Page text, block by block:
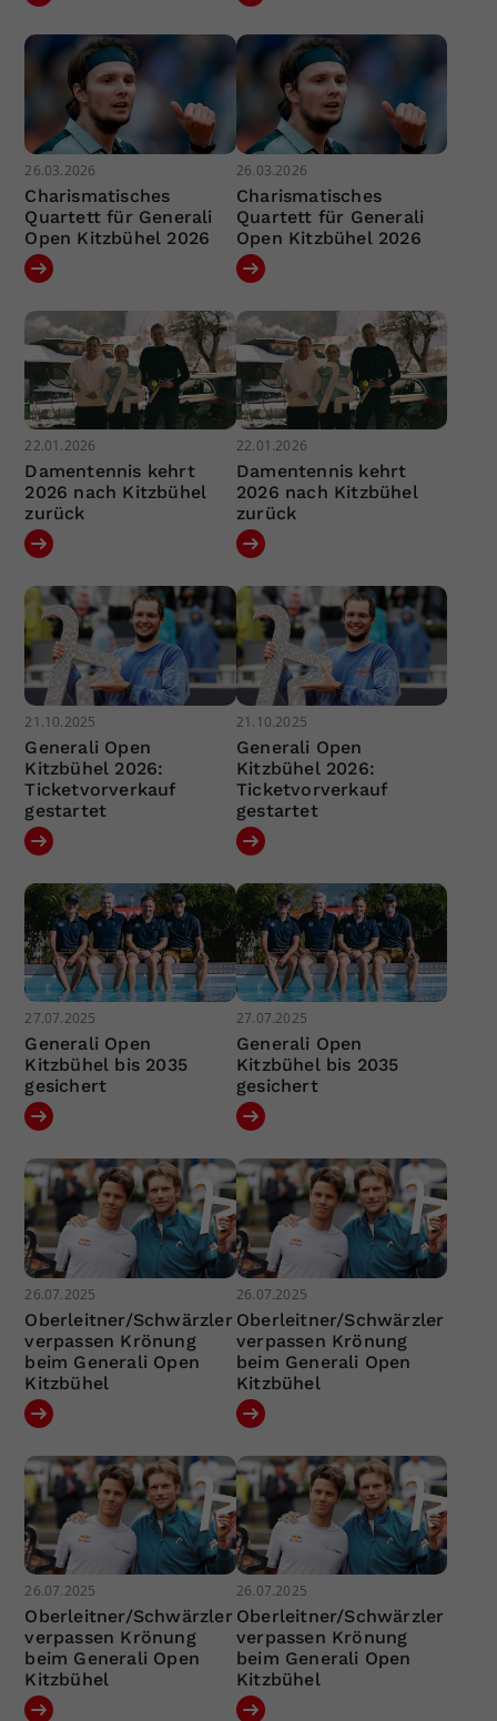
26.03.2026
Charismatisches
Quartett für Generali
Open Kitzbühel 2026
26.03.2026
Charismatisches
Quartett für Generali
Open Kitzbühel 2026
22.01.2026
Damentennis kehrt
2026 nach Kitzbühel
zurück
22.01.2026
Damentennis kehrt
2026 nach Kitzbühel
zurück
21.10.2025
Generali Open
Kitzbühel 2026:
Ticketvorverkauf
gestartet
21.10.2025
Generali Open
Kitzbühel 2026:
Ticketvorverkauf
gestartet
27.07.2025
Generali Open
Kitzbühel bis 2035
gesichert
27.07.2025
Generali Open
Kitzbühel bis 2035
gesichert
26.07.2025
Oberleitner/Schwärzler
verpassen Krönung
beim Generali Open
Kitzbühel
26.07.2025
Oberleitner/Schwärzler
verpassen Krönung
beim Generali Open
Kitzbühel
26.07.2025
Oberleitner/Schwärzler
verpassen Krönung
beim Generali Open
Kitzbühel
26.07.2025
Oberleitner/Schwärzler
verpassen Krönung
beim Generali Open
Kitzbühel